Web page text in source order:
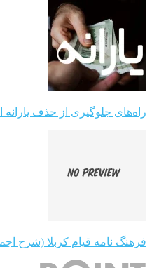
راه‌های جلوگیری از حذف یارانه
فرهنگ نامه قیام کربلا (شرح